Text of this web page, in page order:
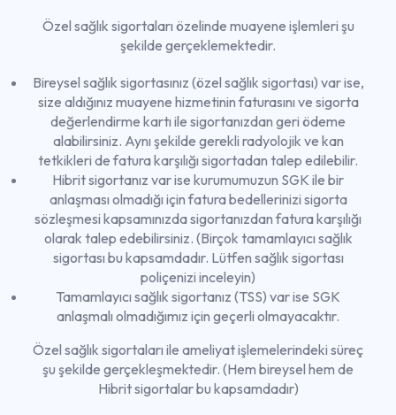
Özel sağlık sigortaları özelinde muayene işlemleri şu
şekilde gerçeklemektedir.
Bireysel sağlık sigortasınız (özel sağlık sigortası) var ise,
size aldığınız muayene hizmetinin faturasını ve sigorta
değerlendirme kartı ile sigortanızdan geri ödeme
alabilirsiniz. Aynı şekilde gerekli radyolojik ve kan
tetkikleri de fatura karşılığı sigortadan talep edilebilir.
Hibrit sigortanız var ise kurumumuzun SGK ile bir
anlaşması olmadığı için fatura bedellerinizi sigorta
sözleşmesi kapsamınızda sigortanızdan fatura karşılığı
olarak talep edebilirsiniz. (Birçok tamamlayıcı sağlık
sigortası bu kapsamdadır. Lütfen sağlık sigortası
poliçenizi inceleyin)
Tamamlayıcı sağlık sigortanız (TSS) var ise SGK
anlaşmalı olmadığımız için geçerli olmayacaktır.
Özel sağlık sigortaları ile ameliyat işlemelerindeki süreç
şu şekilde gerçekleşmektedir. (Hem bireysel hem de
Hibrit sigortalar bu kapsamdadır)